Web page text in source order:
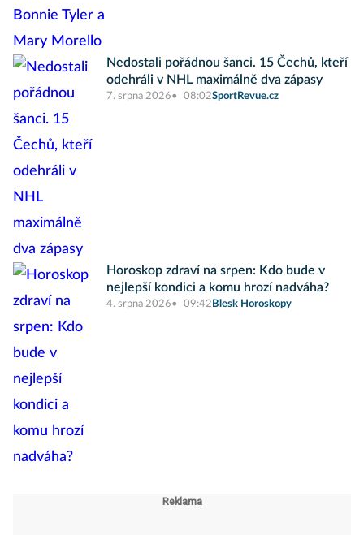
Nedostali pořádnou šanci. 15 Čechů, kteří
odehráli v NHL maximálně dva zápasy
7. srpna 2026 08:02SportRevue.cz
Horoskop zdraví na srpen: Kdo bude v
nejlepší kondici a komu hrozí nadváha?
4. srpna 2026 09:42 Blesk Horoskopy